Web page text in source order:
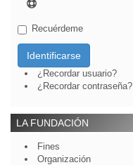
Recuérdeme
Identificarse
¿Recordar usuario?
¿Recordar contraseña?
LA FUNDACIÓN
Fines
Organización